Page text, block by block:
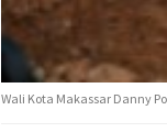
Wali Kota Makassar Danny